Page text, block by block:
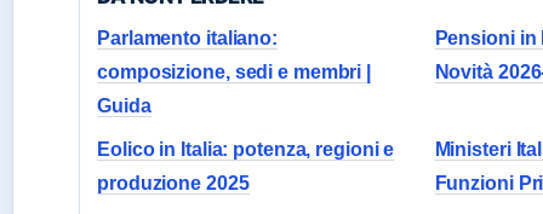
Parlamento italiano:
composizione, sedi e membri |
Guida
Pensioni in
Novità
Eolico in Italia: potenza, regioni e
produzione 2025
Ministeri
Funzioni